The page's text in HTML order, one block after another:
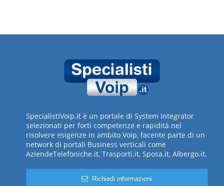
SpecialistiVoip.it è un portale di System Integrator
selezionati per forti competenze e rapidità nel
risolvere esigenze in ambito Voip, facente parte di un
network di portali Business verticali come
AziendeTelefoniche.it, Trasporti.it, Sposa.it, Albergo.it.
Richiedi informazioni